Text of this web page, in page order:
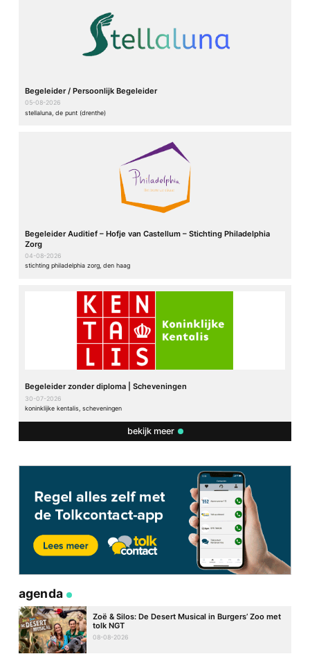
Begeleider / Persoonlijk Begeleider
05-08-2026
stellaluna, de punt (drenthe)
Begeleider Auditief – Hofje van Castellum – Stichting Philadelphia
Zorg
04-08-2026
stichting philadelphia zorg, den haag
Begeleider zonder diploma | Scheveningen
30-07-2026
koninklijke kentalis, scheveningen
bekijk meer
agenda
Zoë & Silos: De Desert Musical in Burgers’ Zoo met
tolk NGT
08-08-2026